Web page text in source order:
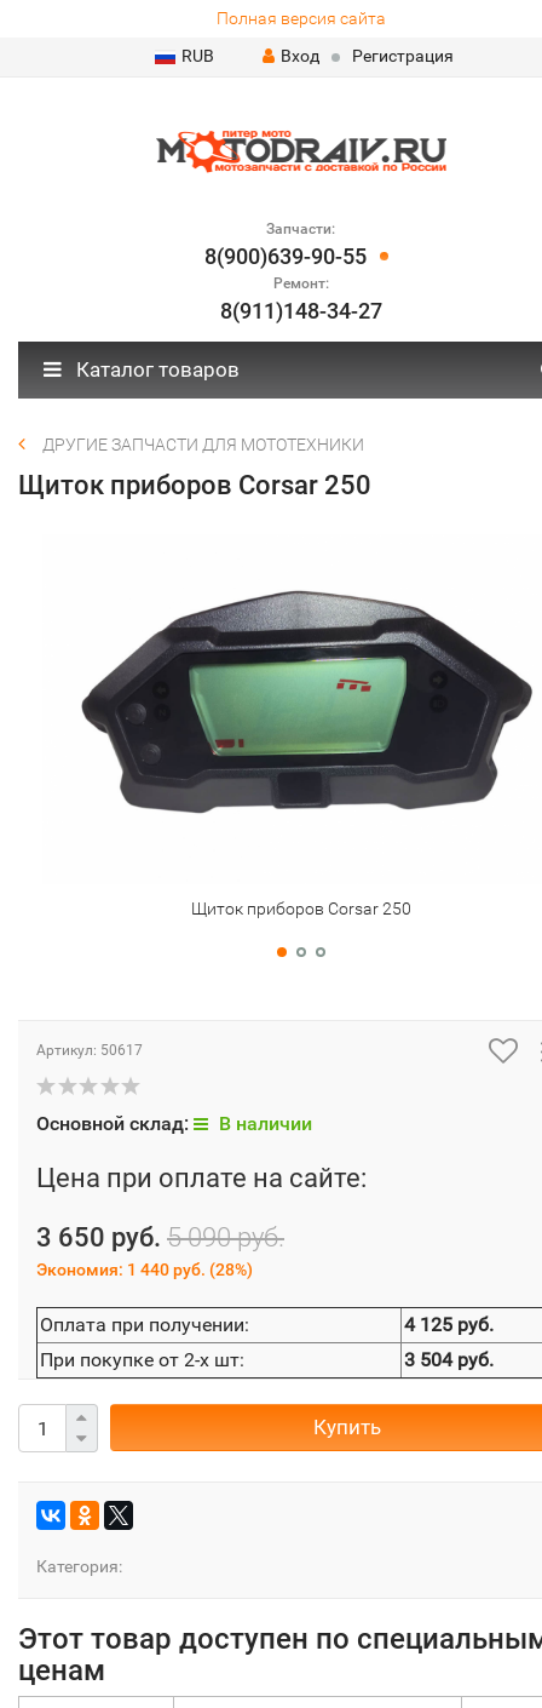
Полная версия сайта
RUB
Вход Регистрация
Запчасти:
8(900)639-90-55
Ремонт:
8(911)148-34-27
Каталог товаров
ДРУГИЕ ЗАПЧАСТИ ДЛЯ МОТОТЕХНИКИ
Щиток приборов Corsar 250
Щиток приборов Corsar 250
Артикул: 50617
Основной склад: В наличии
Цена при оплате на сайте:
3 650 руб. 5 090 руб.
Экономия: 1 440 руб. (28%)
Оплата при получении:
4 125 руб.
При покупке от 2-х шт:
3 504 руб.
Купить
Категория:
Этот товар доступен по
ценам